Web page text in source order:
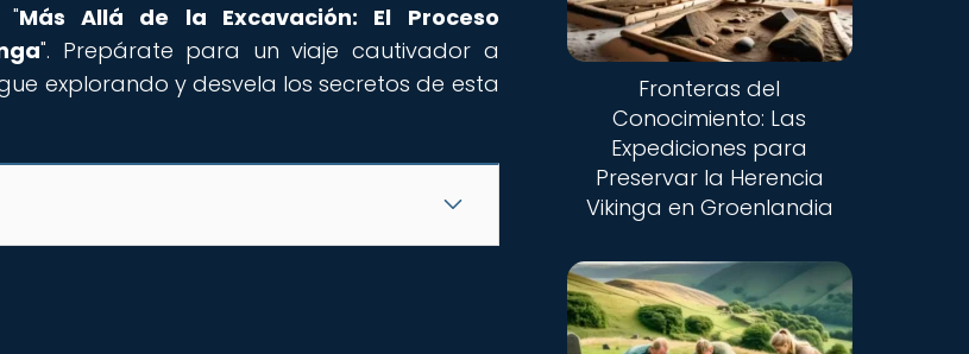
"Más Allá de la Excavación: El Proceso
". Prepárate para un viaje cautivador a
explorando y desvela los secretos de esta
Fronteras del
Conocimiento: Las
Expediciones para
Preservar la Herencia
Vikinga en Groenlandia